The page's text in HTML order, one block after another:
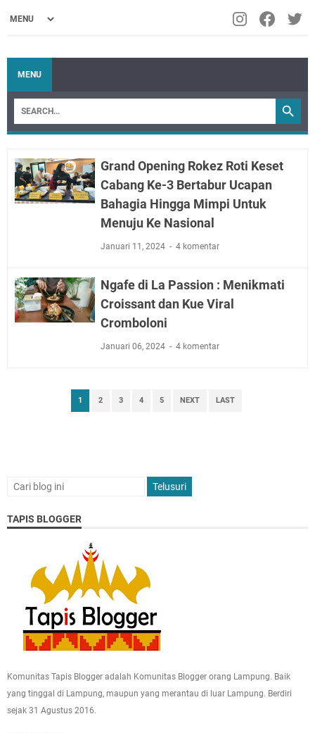
MENU
Grand Opening Rokez Roti Keset
Cabang Ke-3 Bertabur Ucapan
Bahagia Hingga Mimpi Untuk
Menuju Ke Nasional
Januari 11, 2024 4 komentar
Ngafe di La Passion : Menikmati
Croissant dan Kue Viral
Cromboloni
Januari 06, 2024 4 komentar
1 2 3 4 5 NEXT LAST
TAPIS BLOGGER
Komunitas Tapis Blogger adalah Komunitas Blogger orang Lampung. Baik
yang tinggal di Lampung, maupun yang merantau di luar Lampung. Berdiri
sejak 31 Agustus 2016.